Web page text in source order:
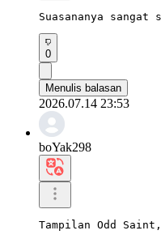
Suasananya
0
Menulis balasan
2026.07.14 23:53
boYak298
Tampilan Odd